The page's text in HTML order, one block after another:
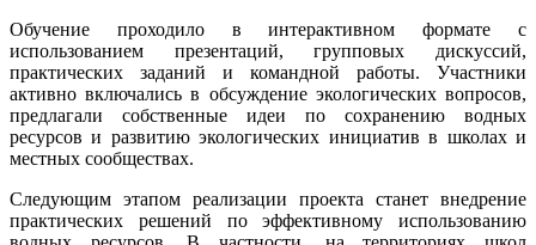
Обучение проходило в интерактивном формате с
использованием презентаций, групповых дискуссий,
практических заданий и командной работы. Участники
активно включались в обсуждение экологических вопросов,
предлагали собственные идеи по сохранению водных
ресурсов и развитию экологических инициатив в школах и
местных сообществах.
Следующим этапом реализации проекта станет внедрение
практических решений по эффективному использованию